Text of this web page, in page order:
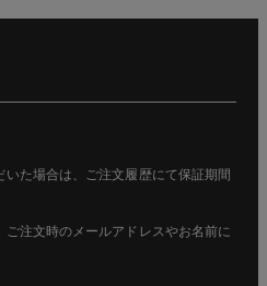
た場合は、ご注文履歴にて保証期間
注文時のメールアドレスやお名前に